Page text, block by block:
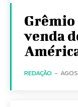
Grêmio
venda
REDAÇÃO -